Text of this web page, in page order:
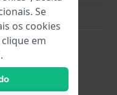
de pressão
Se
os cookies
em